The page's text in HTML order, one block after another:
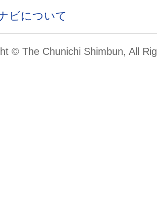
ビについて
© The Chunichi Shimbun, All